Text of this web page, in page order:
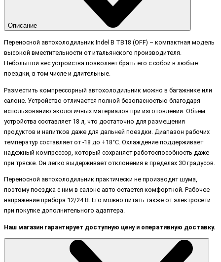
Описание
Переносной автохолодильник Indel B TB18 (OFF) – компактная модель
высокой вместительности от итальянского производителя.
Небольшой вес устройства позволяет брать его с собой в любые
поездки, в том числе и длительные.
Разместить компрессорный автохолодильник можно в багажнике или
салоне. Устройство отличается полной безопасностью благодаря
использованию экологичных материалов при изготовлении. Объем
устройства составляет 18 л, что достаточно для размещения
продуктов и напитков даже для дальней поездки. Диапазон рабочих
температур составляет от -18 до +18°C. Охлаждение поддерживает
надежный компрессор, который сохраняет работоспособность даже
при тряске. Он легко выдерживает отклонения в пределах 30 градусов.
Переносной автохолодильник практически не производит шума,
поэтому поездка с ним в салоне авто остается комфортной. Рабочее
напряжение прибора 12/24 В. Его можно питать также от электросети
при покупке дополнительного адаптера.
Наш магазин гарантирует доступную цену и оперативную доставку.